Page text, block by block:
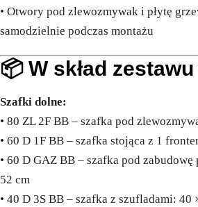
• Otwory pod zlewozmywak i płytę
samodzielnie podczas montażu
📦 W skład
Szafki dolne:
• 80 ZL 2F BB – szafka pod
• 60 D 1F BB – szafka stojąca z 1
• 60 D GAZ BB – szafka pod
52 cm
• 40 D 3S BB – szafka z szufladami: 40